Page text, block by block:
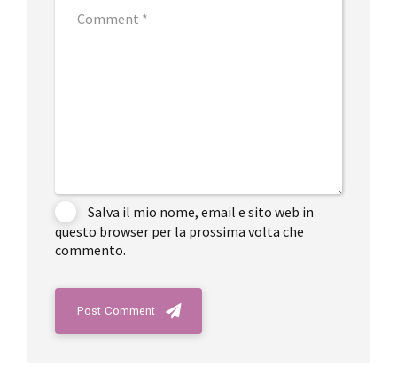
Salva il mio nome, email e sito web in
questo browser per la prossima volta che
commento.
Post Comment